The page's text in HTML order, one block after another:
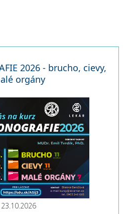
2026 - brucho, cievy,
orgány
23.10.2026